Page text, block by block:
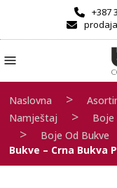
+387
Naslovna >
Namještaj > Boje
> Boje Od Bukve
Bukve – Crna Bukva